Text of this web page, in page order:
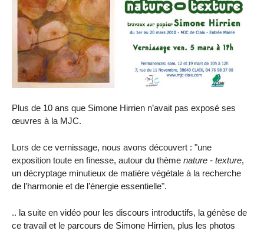
Plus de 10 ans que Simone Hirrien n’avait pas exposé ses
œuvres à la MJC.
Lors de ce vernissage, nous avons découvert : "une
exposition toute en finesse, autour du thème nature - texture,
un décryptage minutieux de matière végétale à la recherche
de l’harmonie et de l’énergie essentielle".
.. la suite en vidéo pour les discours introductifs, la génèse de
ce travail et le parcours de Simone Hirrien, plus les photos